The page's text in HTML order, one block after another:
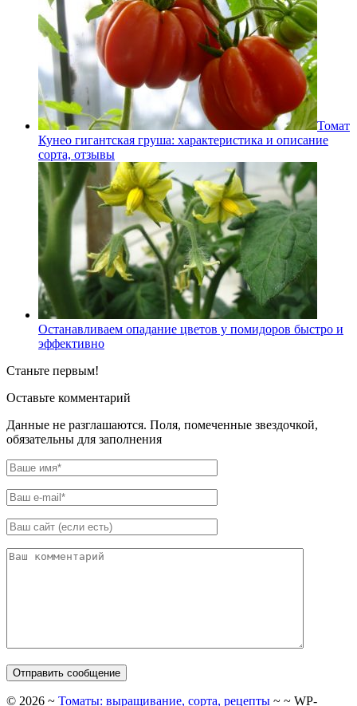
Томат
Кунео гигантская груша: характеристика и описание
сорта, отзывы
Останавливаем опадание цветов у помидоров быстро и
эффективно
Станьте первым!
Оставьте комментарий
Данные не разглашаются. Поля, помеченные звездочкой,
обязательны для заполнения
© 2026 ~ Томаты: выращивание, сорта, рецепты ~ ~ WP-